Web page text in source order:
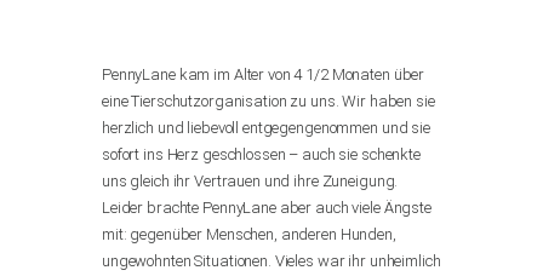
PennyLane kam im Alter von 4 1/2 Monaten über
eine Tierschutzorganisation zu uns. Wir haben sie
herzlich und liebevoll entgegengenommen und sie
sofort ins Herz geschlossen – auch sie schenkte
uns gleich ihr Vertrauen und ihre Zuneigung.
Leider brachte PennyLane aber auch viele Ängste
mit: gegenüber Menschen, anderen Hunden,
ungewohnten Situationen. Vieles war ihr unheimlich